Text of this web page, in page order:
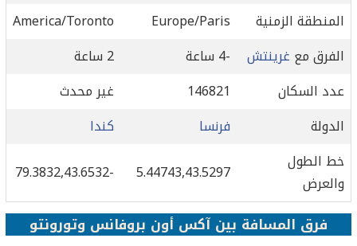
المنطقة الزمنية
Europe/Paris
America/Toronto
الفرق مع غرينتش -4 ساعة
2 ساعة
عدد السكان
146821
غير محدث
الدولة
فرنسا
كندا
خط الطول
والعرض
5.44743,43.5297
-79.3832,43.6532
فرق المسافة بين آكس أون بروفانس وتورونتو